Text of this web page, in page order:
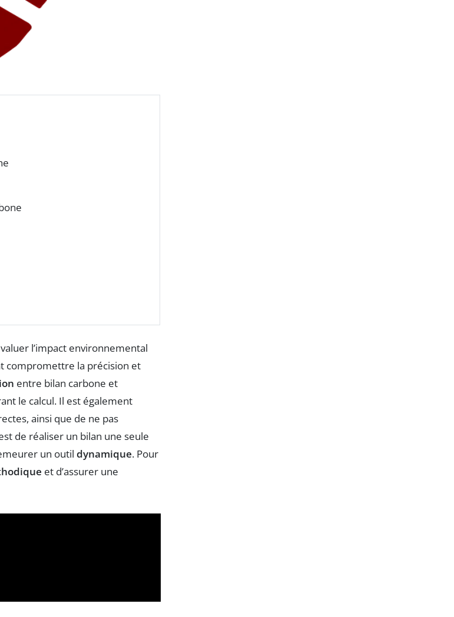
l’impact environnemental
compromettre la précision et
entre bilan carbone et
le calcul. Il est également
ainsi que de ne pas
de réaliser un bilan une seule
un outil dynamique. Pour
et d’assurer une